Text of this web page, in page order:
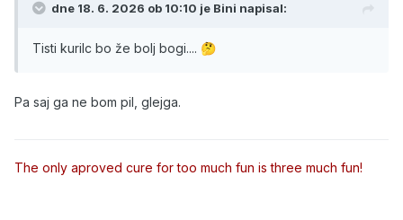
dne 18. 6. 2026 ob 10:10 je Bini napisal:
Tisti kurilc bo že bolj bogi.... 🤔
Pa saj ga ne bom pil, glejga.
The only aproved cure for too much fun is three much fun!